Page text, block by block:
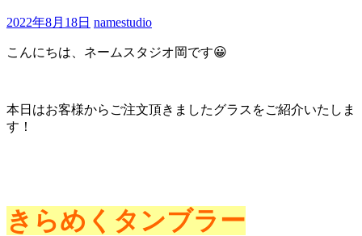
2022年8月18日 namestudio
こんにちは、ネームスタジオ岡です😀
本日はお客様からご注文頂きましたグラスをご紹介いたしま
す！
きらめくタンブラー